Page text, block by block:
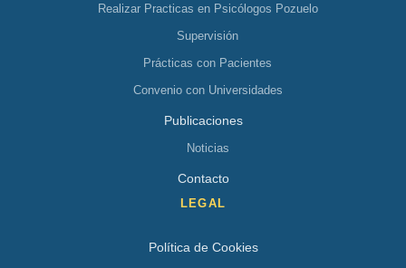
Realizar Practicas en Psicólogos Pozuelo
Supervisión
Prácticas con Pacientes
Convenio con Universidades
Publicaciones
Noticias
Contacto
LEGAL
Política de Cookies